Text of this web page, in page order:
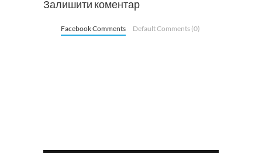
Залишити коментар
Facebook Comments Default Comments (0)